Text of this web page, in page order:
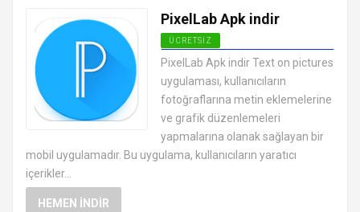
PixelLab Apk indir
ÜCRETSIZ
ANDROID FOTOĞRAF DÜZENLEME
UYGULAMALARI APK
PixelLab Apk indir Text on pictures
uygulaması, kullanıcıların
fotoğraflarına metin eklemelerine
ve grafik düzenlemeleri
yapmalarına olanak sağlayan bir
mobil uygulamadır. Bu uygulama, kullanıcıların yaratıcı
içerikler...
HEMEN İNDIR